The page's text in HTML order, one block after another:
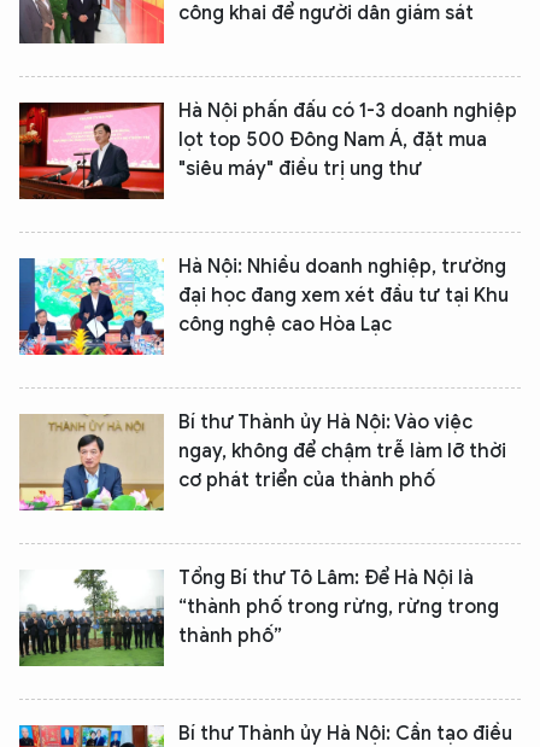
công khai để người dân giám sát
Hà Nội phấn đấu có 1-3 doanh nghiệp
lọt top 500 Đông Nam Á, đặt mua
"siêu máy" điều trị ung thư
Hà Nội: Nhiều doanh nghiệp, trường
đại học đang xem xét đầu tư tại Khu
công nghệ cao Hòa Lạc
Bí thư Thành ủy Hà Nội: Vào việc
ngay, không để chậm trễ làm lỡ thời
cơ phát triển của thành phố
Tổng Bí thư Tô Lâm: Để Hà Nội là
“thành phố trong rừng, rừng trong
thành phố”
Bí thư Thành ủy Hà Nội: Cần tạo điều